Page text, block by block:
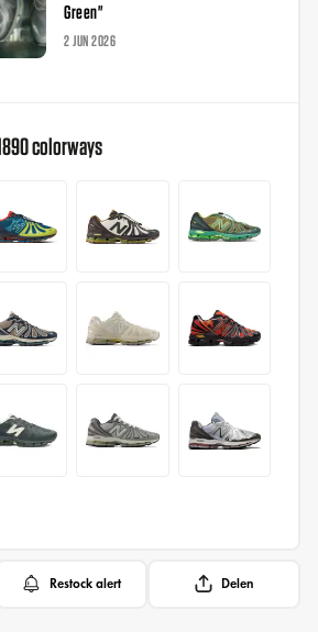
Green"
2 JUN 2026
colorways
Restock alert Delen